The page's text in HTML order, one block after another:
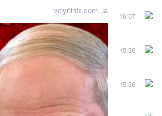
volyninfa.com.ua
16:07
15:36
15:36